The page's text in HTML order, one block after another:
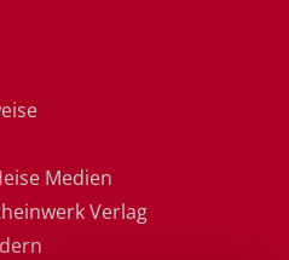
Medien
Verlag